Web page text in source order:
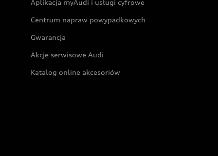
Aplikacja myAudi i usługi cyfrowe
Centrum napraw powypadkowych
Gwarancja
Akcje serwisowe Audi
Katalog online akcesoriów